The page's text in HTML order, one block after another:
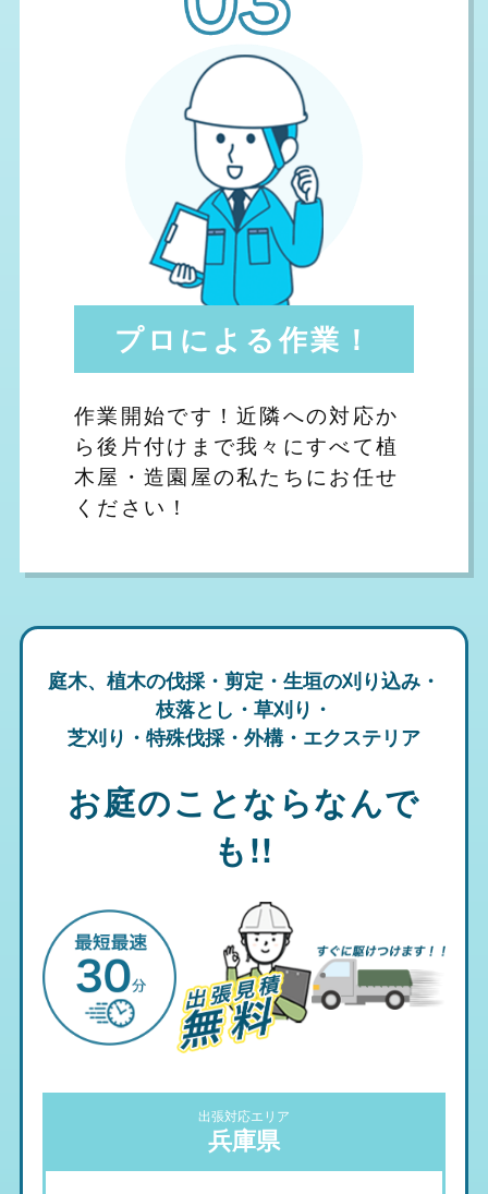
プロによる作業！
作業開始です！近隣への対応か
ら後片付けまで我々にすべて植
木屋・造園屋の私たちにお任せ
ください！
庭木、植木の伐採・剪定・生垣の刈り込み・
枝落とし・草刈り・
芝刈り・特殊伐採・外構・エクステリア
お庭のことならなんで
も!!
出張対応エリア
兵庫県